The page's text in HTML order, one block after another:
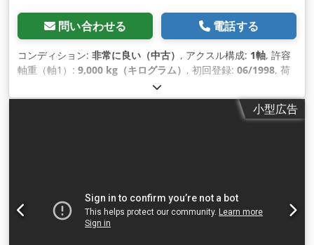
問い合わせる 電話する
コンディション: 非常に良い（中古） , アクスル構成: 1軸, 許容
軸重（軸1）: 9,000 kg（キログラム） , 初回登録: 06/1998, 荷
2,550 mm
載スペース容量:34 m³, 全長:11,750 mm, 全幅:2,550 mm,
385/65-R252.5 , 製造年:
小型広告